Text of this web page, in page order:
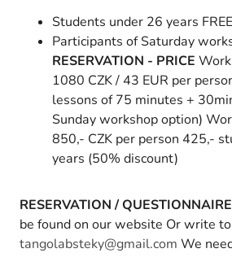
Students under 26 years
Participants of Saturday
RESERVATION - PRICE
1080 CZK / 43 EUR per
lessons of 75 minutes +
Sunday workshop option)
850,- CZK per person 425,-
years (50% discount)
RESERVATION / QUESTIONNAIRE
be found on our website Or write
tangolabsteky@gmail.com We